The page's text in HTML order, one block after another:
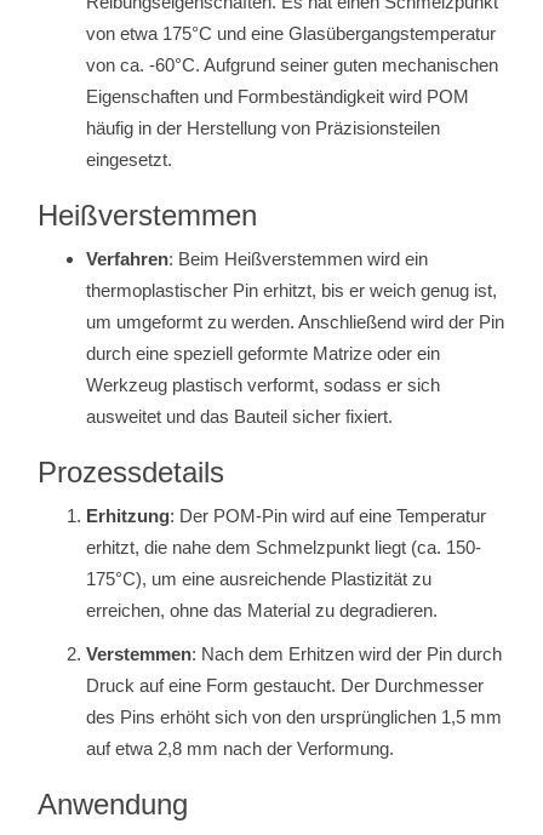
von etwa 175°C und eine Glasübergangstemperatur
von ca. -60°C. Aufgrund seiner guten mechanischen
Eigenschaften und Formbeständigkeit wird POM
häufig in der Herstellung von Präzisionsteilen
eingesetzt.
Heißverstemmen
Verfahren: Beim Heißverstemmen wird ein
thermoplastischer Pin erhitzt, bis er weich genug ist,
um umgeformt zu werden. Anschließend wird der Pin
durch eine speziell geformte Matrize oder ein
Werkzeug plastisch verformt, sodass er sich
ausweitet und das Bauteil sicher fixiert.
Prozessdetails
Erhitzung: Der POM-Pin wird auf eine Temperatur
erhitzt, die nahe dem Schmelzpunkt liegt (ca. 150-
175°C), um eine ausreichende Plastizität zu
erreichen, ohne das Material zu degradieren.
Verstemmen: Nach dem Erhitzen wird der Pin durch
Druck auf eine Form gestaucht. Der Durchmesser
des Pins erhöht sich von den ursprünglichen 1,5 mm
auf etwa 2,8 mm nach der Verformung.
Anwendung